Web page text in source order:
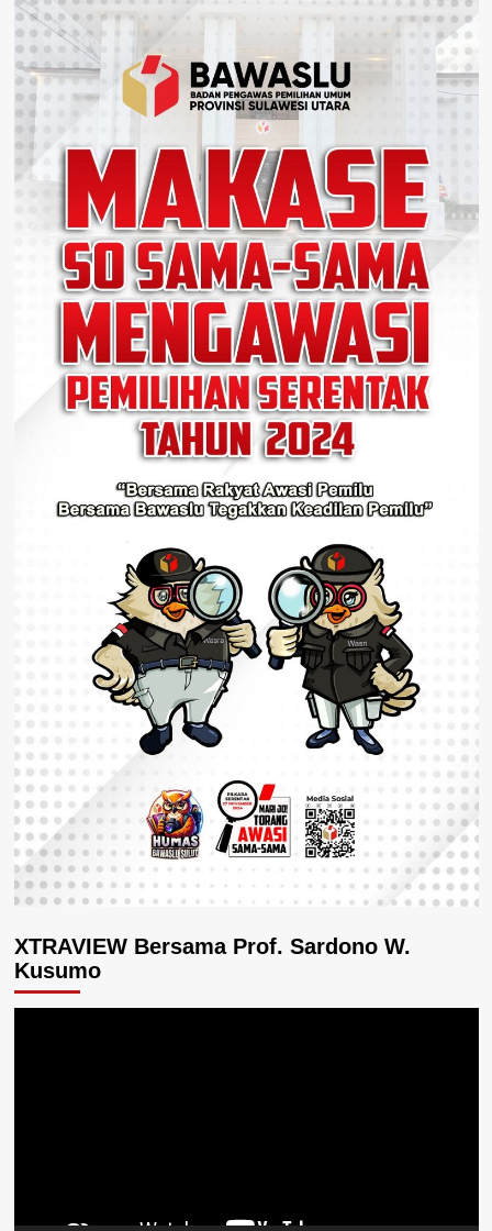
XTRAVIEW Bersama Prof. Sardono W.
Kusumo